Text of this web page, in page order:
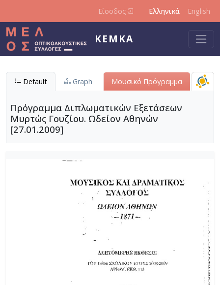
Είσοδος Ελληνικά English
ΚΕΜΚΑ
Default Graph Μουσικό Πρόγραμμα
Πρόγραμμα Διπλωματικών Εξετάσεων
Μυρτώς Γουζίου. Ωδείον Αθηνών
[27.01.2009]